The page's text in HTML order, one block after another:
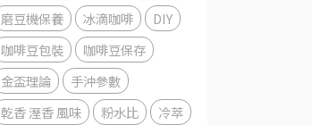
磨豆機保養
冰滴咖啡
DIY
咖啡豆包裝
咖啡豆保存
金盃理論
手沖參數
乾香 溼香 風味
粉水比 冷萃